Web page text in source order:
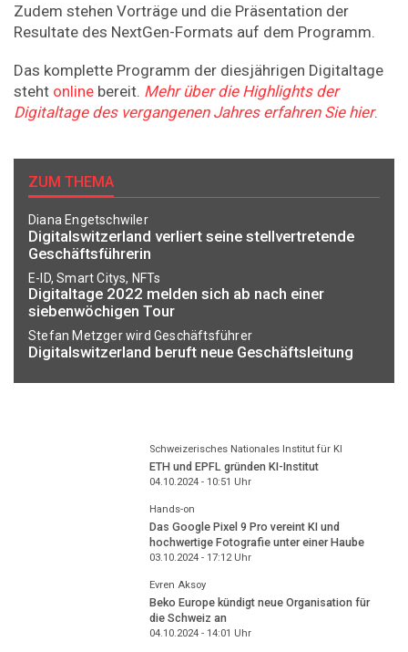
Zudem stehen Vorträge und die Präsentation der
Resultate des NextGen-Formats auf dem Programm.
Das komplette Programm der diesjährigen Digitaltage
steht online bereit. Mehr über die Highlights der
Digitaltage des vergangenen Jahres erfahren Sie hier.
ZUM THEMA
Diana Engetschwiler
Digitalswitzerland verliert seine stellvertretende
Geschäftsführerin
E-ID, Smart Citys, NFTs
Digitaltage 2022 melden sich ab nach einer
siebenwöchigen Tour
Stefan Metzger wird Geschäftsführer
Digitalswitzerland beruft neue Geschäftsleitung
Schweizerisches Nationales Institut für KI
ETH und EPFL gründen KI-Institut
04.10.2024 - 10:51 Uhr
Hands-on
Das Google Pixel 9 Pro vereint KI und
hochwertige Fotografie unter einer Haube
03.10.2024 - 17:12Uhr
Evren Aksoy
Beko Europe kündigt neue Organisation für
die Schweiz an
04.10.2024 - 14:01 Uhr